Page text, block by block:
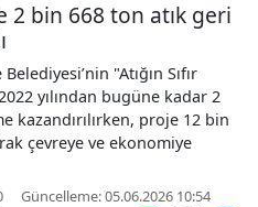
2 bin 668 ton atık geri
"Atığın Sıfır
yılından bugüne kadar 2
kazandırılırken, proje 12 bin
çevreye ve ekonomiye
Güncelleme: 05.06.2026 10:54